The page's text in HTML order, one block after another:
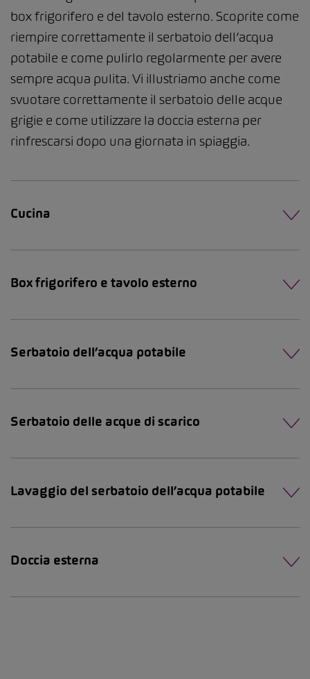
box frigorifero e del tavolo esterno. Scoprite come
riempire correttamente il serbatoio dell’acqua
potabile e come pulirlo regolarmente per avere
sempre acqua pulita. Vi illustriamo anche come
svuotare correttamente il serbatoio delle acque
grigie e come utilizzare la doccia esterna per
rinfrescarsi dopo una giornata in spiaggia.
Cucina
Box frigorifero e tavolo esterno
Serbatoio dell’acqua potabile
Serbatoio delle acque di scarico
Lavaggio del serbatoio dell’acqua potabile
Doccia esterna